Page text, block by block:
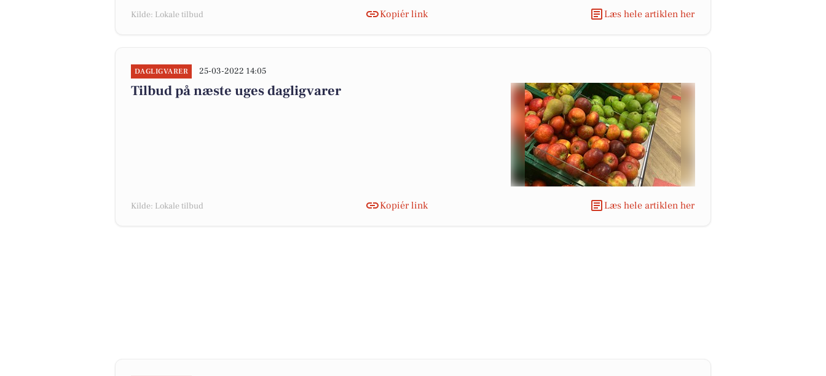
Kilde: Lokale tilbud Kopiér link Læs hele artiklen her
DAGLIGVARER 25-03-2022 14:05
Tilbud på næste uges dagligvarer
Kilde: Lokale tilbud Kopiér link Læs hele artiklen her